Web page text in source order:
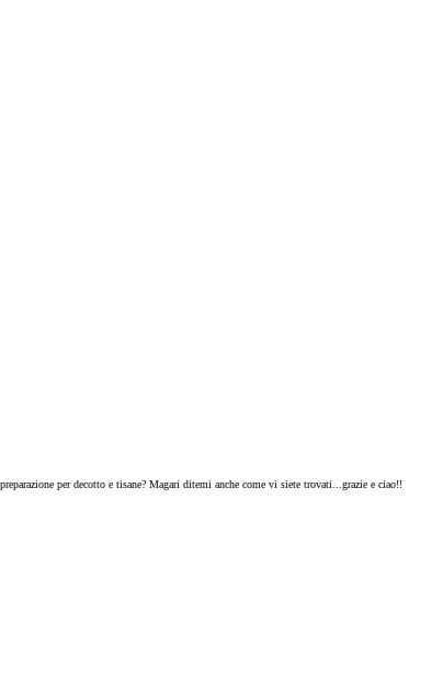
per decotto e tisane? Magari ditemi anche come vi siete trovati...grazie e ciao!!